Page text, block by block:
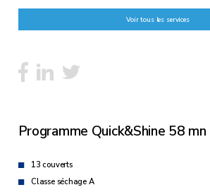
Voir tous les services
Programme Quick&Shine 58 mn
13 couverts
Classe séchage A